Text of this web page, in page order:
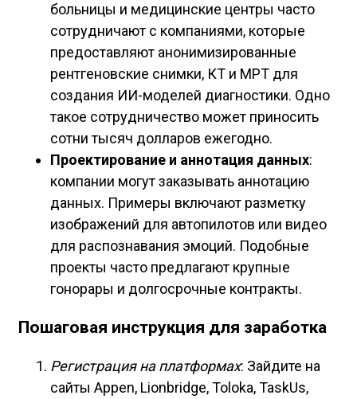
больницы и медицинские центры часто
сотрудничают с компаниями, которые
предоставляют анонимизированные
рентгеновские снимки, КТ и МРТ для
создания ИИ-моделей диагностики. Одно
такое сотрудничество может приносить
сотни тысяч долларов ежегодно.
Проектирование и аннотация данных:
компании могут заказывать аннотацию
данных. Примеры включают разметку
изображений для автопилотов или видео
для распознавания эмоций. Подобные
проекты часто предлагают крупные
гонорары и долгосрочные контракты.
Пошаговая инструкция для заработка
Регистрация на платформах: Зайдите на
сайты Appen, Lionbridge, Toloka, TaskUs,